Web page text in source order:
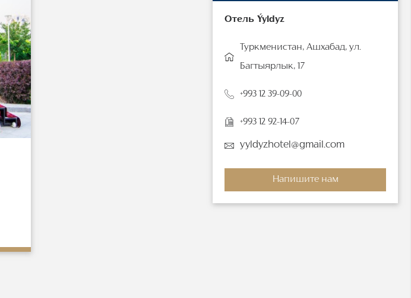
Отель Ýyldyz
Туркменистан, Ашхабад, ул.
Багтыярлык, 17
+993 12 39-09-00
+993 12 92-14-07
yyldyzhotel@gmail.com
Напишите нам